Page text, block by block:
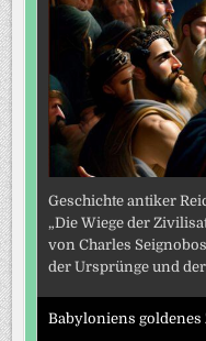
Geschichte antiker
„Die Wiege der
von Charles
der Ursprünge und der
Babyloniens goldenes